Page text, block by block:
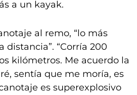
a un kayak.
al remo, “lo más
distancia”. “Corría 200
kilómetros. Me acuerdo la
sentía que me moría, es
es superexplosivo